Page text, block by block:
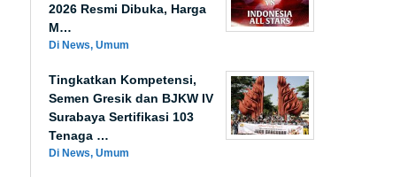
2026 Resmi Dibuka, Harga
M…
Di News, Umum
Tingkatkan Kompetensi,
Semen Gresik dan BJKW IV
Surabaya Sertifikasi 103
Tenaga …
Di News, Umum